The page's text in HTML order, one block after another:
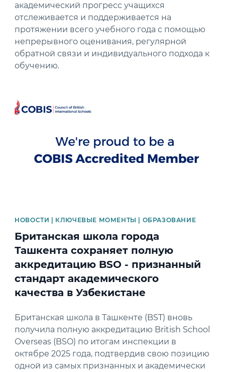
академический прогресс учащихся
отслеживается и поддерживается на
протяжении всего учебного года с помощью
непрерывного оценивания, регулярной
обратной связи и индивидуального подхода к
обучению.
News image
НОВОСТИ | КЛЮЧЕВЫЕ МОМЕНТЫ | ОБРАЗОВАНИЕ
Британская школа города
Ташкента сохраняет полную
аккредитацию BSO - признанный
стандарт академического
качества в Узбекистане
Британская школа в Ташкенте (BST) вновь
получила полную аккредитацию British School
Overseas (BSO) по итогам инспекции в
октябре 2025 года, подтвердив свою позицию
одной из самых признанных и академически